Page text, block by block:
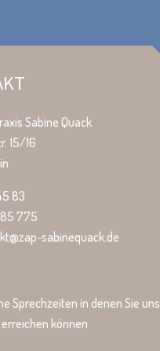
Sabine Quack
15/16
83
85 775
sabinequack.de
Sprechzeiten in denen Sie uns
können